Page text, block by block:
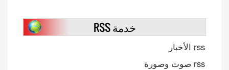
خدمة RSS
rss الأخبار
rss صوت وصورة